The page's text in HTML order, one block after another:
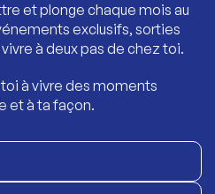
et plonge chaque mois au
exclusifs, sorties
à deux pas de chez toi.
à vivre des moments
et à ta façon.